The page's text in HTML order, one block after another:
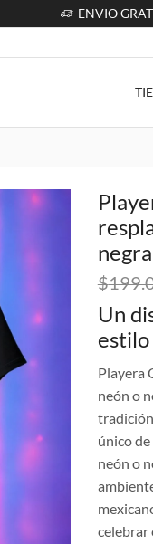
ENVIO
negra
$
Un
estilo
Playera
neón o
único
neón o
celebrar